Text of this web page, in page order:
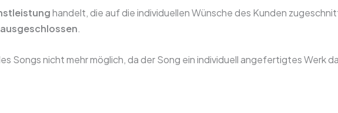
handelt, die auf die individuellen Wünsche des Kunden
ausgeschlossen.
Songs nicht mehr möglich, da der Song ein individuell angefertigtes Werk